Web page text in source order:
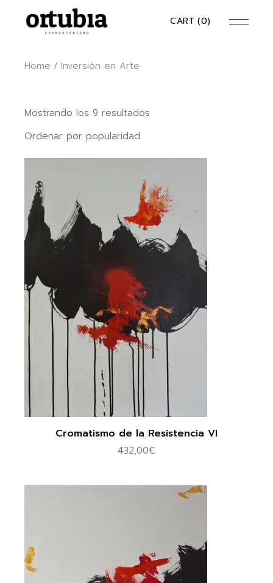
content
CART (0)
Home Inversión en Arte
Mostrando los 9 resultados
Ordenar por popularidad
Cromatismo de la Resistencia VI
432,00€